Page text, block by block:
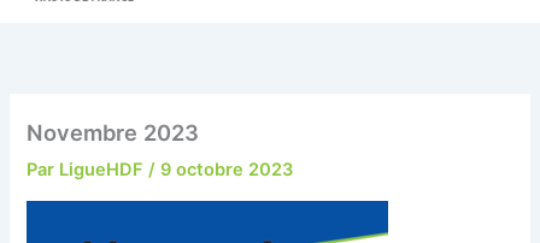
Novembre 2023
Par LigueHDF/9 octobre 2023